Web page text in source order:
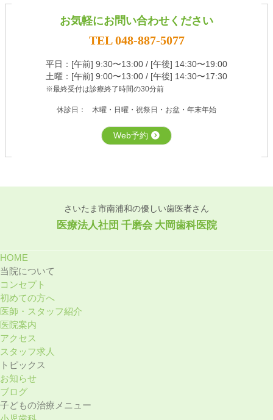
お気軽にお問い合わせください
TEL 048-887-5077
平⽇：[午前] 9:30〜13:00 / [午後] 14:30〜19:00
土曜：[午前] 9:00〜13:00 / [午後] 14:30〜17:30
※最終受付は診療終了時間の30分前
休診日： ⽊曜・⽇曜・祝祭⽇・お盆・年末年始
Web予約
さいたま市南浦和の優しい歯医者さん
医療法⼈社団 千磨会 ⼤岡⻭科医院
HOME
当院について
コンセプト
初めての⽅へ
医師・スタッフ紹介
医院案内
アクセス
スタッフ求⼈
トピックス
お知らせ
ブログ
⼦どもの治療メニュー